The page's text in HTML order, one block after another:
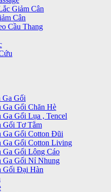
Giảm Cân
Cân
Cầu Thang
Ga Gối
Ga Gối Chăn Hè
Ga Gối Lụa , Tencel
Gối Tơ Tằm
Ga Gối Cotton Đũi
Ga Gối Cotton Living
Ga Gối Lông Cáo
Ga Gối Nỉ Nhung
Gối Đại Hàn